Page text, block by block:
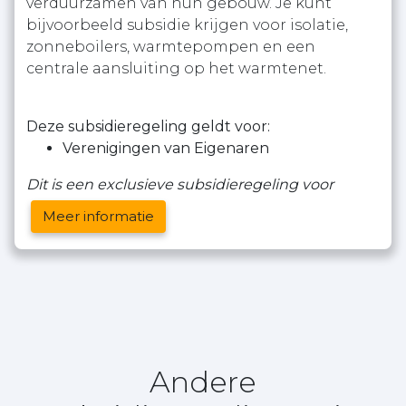
bijvoorbeeld subsidie krijgen voor isolatie,
zonneboilers, warmtepompen en een
centrale aansluiting op het warmtenet.
Deze subsidieregeling geldt voor:
Verenigingen van Eigenaren
Dit is een exclusieve subsidieregeling voor
Meer informatie
Andere